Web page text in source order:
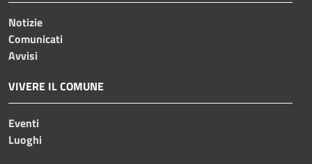
Notizie
Comunicati
Avvisi
VIVERE IL COMUNE
Eventi
Luoghi